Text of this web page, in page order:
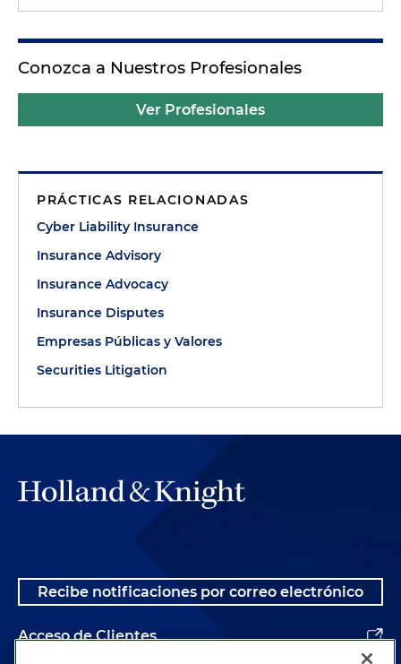
Conozca a Nuestros Profesionales
Ver Profesionales
PRÁCTICAS RELACIONADAS
Cyber Liability Insurance
Insurance Advisory
Insurance Advocacy
Insurance Disputes
Empresas Públicas y Valores
Securities Litigation
Recibe notificaciones por correo electrónico
Acceso de Clientes